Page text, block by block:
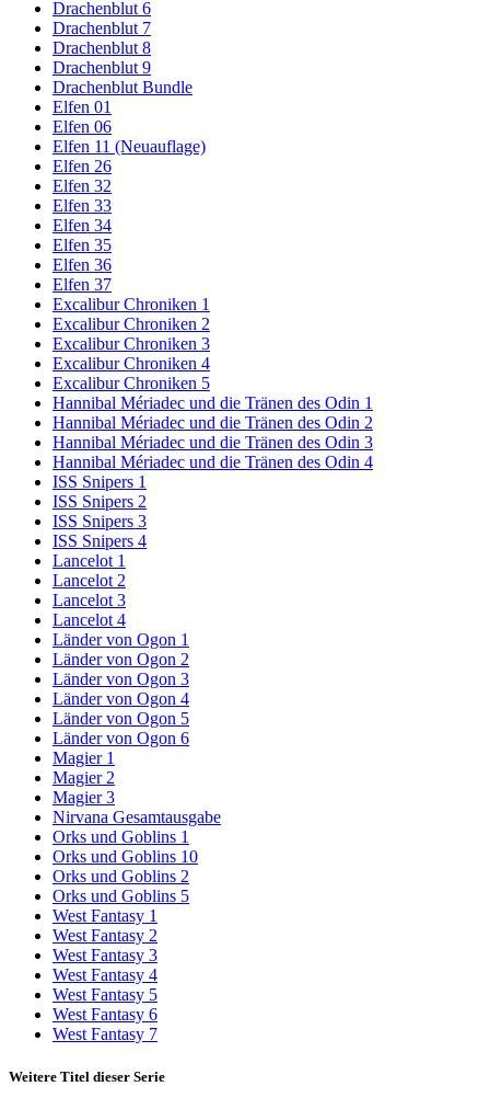
Drachenblut 6
Drachenblut 7
Drachenblut 8
Drachenblut 9
Drachenblut Bundle
Elfen 01
Elfen 06
Elfen 11 (Neuauflage)
Elfen 26
Elfen 32
Elfen 33
Elfen 34
Elfen 35
Elfen 36
Elfen 37
Excalibur Chroniken 1
Excalibur Chroniken 2
Excalibur Chroniken 3
Excalibur Chroniken 4
Excalibur Chroniken 5
Hannibal Mériadec und die Tränen des Odin 1
Hannibal Mériadec und die Tränen des Odin 2
Hannibal Mériadec und die Tränen des Odin 3
Hannibal Mériadec und die Tränen des Odin 4
ISS Snipers 1
ISS Snipers 2
ISS Snipers 3
ISS Snipers 4
Lancelot 1
Lancelot 2
Lancelot 3
Lancelot 4
Länder von Ogon 1
Länder von Ogon 2
Länder von Ogon 3
Länder von Ogon 4
Länder von Ogon 5
Länder von Ogon 6
Magier 1
Magier 2
Magier 3
Nirvana Gesamtausgabe
Orks und Goblins 1
Orks und Goblins 10
Orks und Goblins 2
Orks und Goblins 5
West Fantasy 1
West Fantasy 2
West Fantasy 3
West Fantasy 4
West Fantasy 5
West Fantasy 6
West Fantasy 7
Weitere Titel dieser Serie